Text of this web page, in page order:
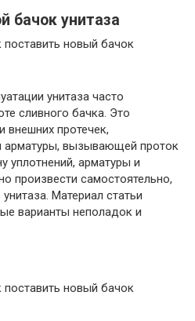
бачок унитаза
унитаза часто
сливного бачка. Это
внешних протечек,
арматуры, вызывающей проток
уплотнений, арматуры и
произвести самостоятельно,
Материал статьи
варианты неполадок и